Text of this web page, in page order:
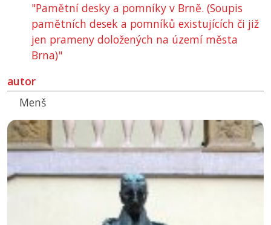
"Pamětní desky a pomníky v Brně. (Soupis
pamětních desek a pomníků existujících či již
jen prameny doložených na území města
Brna)"
autor
Menš